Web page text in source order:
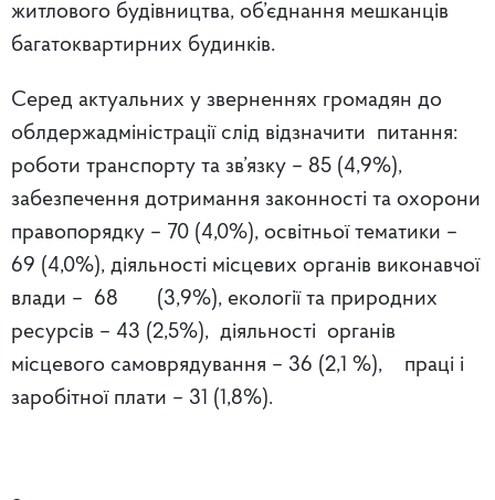
житлового будівництва, об’єднання мешканців
багатоквартирних будинків.
Серед актуальних у зверненнях громадян до
облдержадміністрації слід відзначити питання:
роботи транспорту та зв’язку – 85 (4,9%),
забезпечення дотримання законності та охорони
правопорядку – 70 (4,0%), освітньої тематики –
69 (4,0%), діяльності місцевих органів виконавчої
влади – 68 (3,9%), екології та природних
ресурсів – 43 (2,5%), діяльності органів
місцевого самоврядування – 36 (2,1 %), праці і
заробітної плати – 31 (1,8%).